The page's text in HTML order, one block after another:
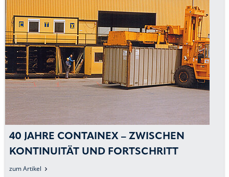
40 JAHRE CONTAINEX – ZWISCHEN
KONTINUITÄT UND FORTSCHRITT
zum Artikel